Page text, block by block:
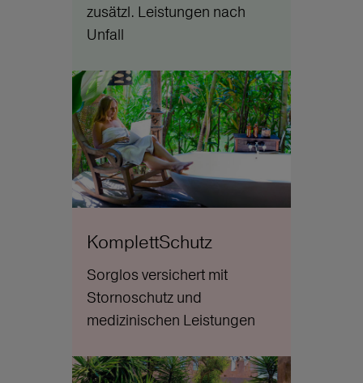
zusätzl. Leistungen nach
Unfall
KomplettSchutz
Sorglos versichert mit
Stornoschutz und
medizinischen Leistungen